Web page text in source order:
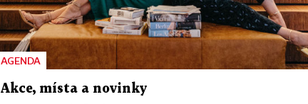
AGENDA
Akce, místa a novinky